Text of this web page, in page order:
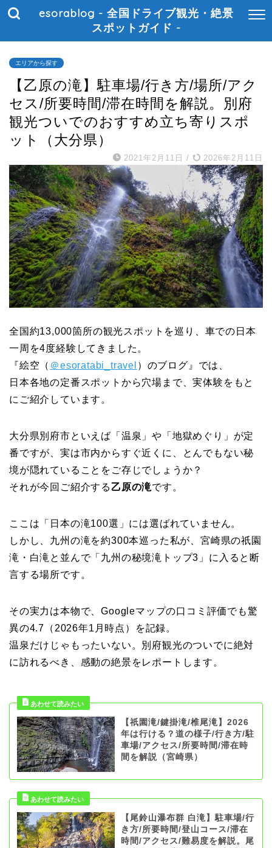
esorablog - 全国ドライブ観光・絶景
スポットガイド -
エリアから探す
【乙原の滝】駐車場/行き方/場所/アク
セス/所要時間/滞在時間を解説。別府
観光ついでのおすすめ立ち寄りスポ
ット（大分県）
2021年2月11日 / 2026年2月11日
全国約13,000箇所の観光スポットを巡り、車での日本
一周を4度経験してきました。
『絵空（ ＠esoratabi_travel ）のブログ』では、
日本各地の定番スポットから穴場まで、実体験をもと
にご紹介しています。
大分県別府市といえば「温泉」や「地獄めぐり」が定
番ですが、実は市内からすぐ近くに、とんでもない秘
境が隠れていることをご存じでしょうか？
それが今回ご紹介する乙原の滝です。
ここは「日本の滝100選」には選ばれていません。
しかし、九州の滝を約300本巡った私が、宮崎県の祇園
滝・白滝と並んで「九州の秘境滝トップ3」に入ると断
言する場所です。
その実力は本物で、Googleマップの口コミ評価でも驚
異の4.7（2026年1月時点）を記録。
温泉だけじゃもったいない。別府観光のついでに絶対
に訪れるべき、感動の絶景をレポートします。
【祇園滝/鍵掛滝/椎尾滝】2026
年は行ける？道の様子/行き方/駐
車場/アクセス/所要時間/滞在時
間を解説（宮崎県）
【尾鈴山瀑布群 白滝】駐車場/行
き方/所要時間/登山コース/滞在
時間/アクセス/難易度を解説。尾